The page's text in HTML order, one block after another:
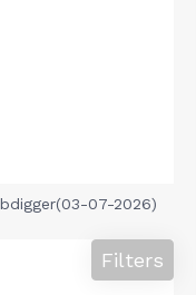
07-2026)
Filters